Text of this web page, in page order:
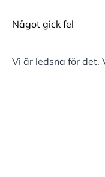
Något gick fel
Vi är ledsna för det.